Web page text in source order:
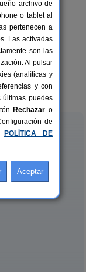
20+1 pers.
desde25 €
archivo de
o tablet al
pertenecen a
Las activadas
son las
Al pulsar
(analíticas y
y con
últimas puedes
Rechazar o
de
POLÍTICA DE